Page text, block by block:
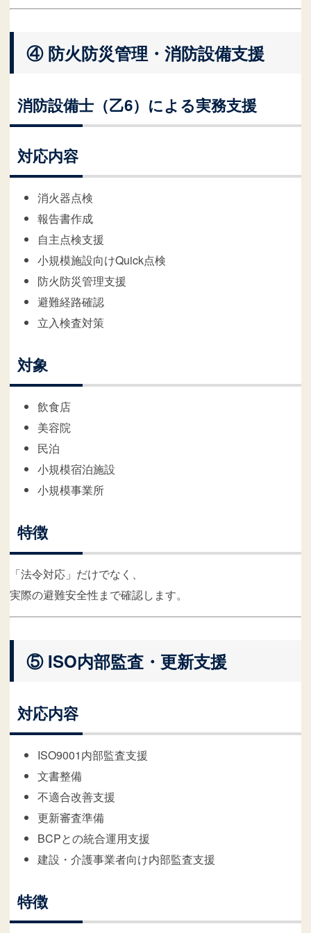
④ 防火防災管理・消防設備支援
消防設備士（乙6）による実務支援
対応内容
消火器点検
報告書作成
自主点検支援
小規模施設向けQuick点検
防火防災管理支援
避難経路確認
立入検査対策
対象
飲食店
美容院
民泊
小規模宿泊施設
小規模事業所
特徴
「法令対応」だけでなく、
実際の避難安全性まで確認します。
⑤ ISO内部監査・更新支援
対応内容
ISO9001内部監査支援
文書整備
不適合改善支援
更新審査準備
BCPとの統合運用支援
建設・介護事業者向け内部監査支援
特徴